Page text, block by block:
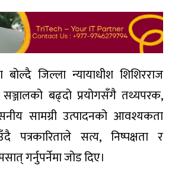
बोल्दै जिल्ला न्यायाधीश शिशिरराज
बढ्दो प्रयोगसँगै तथ्यपरक,
सामग्री उत्पादनको आवश्यकता
सत्य, निष्पक्षता र
गर्नुपर्नेमा जोड दिए।